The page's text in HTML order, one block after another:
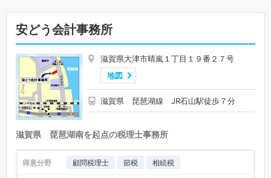
安どう会計事務所
滋賀県大津市晴嵐１丁目１９番２７号
地図
滋賀県 琵琶湖線 JR石山駅徒歩７分
滋賀県 琵琶湖南を起点の税理士事務所
得意分野 顧問税理士 節税 相続税